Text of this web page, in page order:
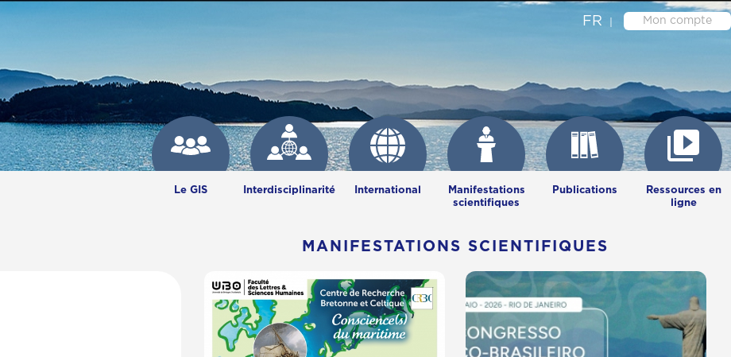
FR Mon compte
Le GIS Interdisciplinarité International
Manifestations
scientifiques
Publications
Ressources en
ligne
MANIFESTATIONS SCIENTIFIQUES